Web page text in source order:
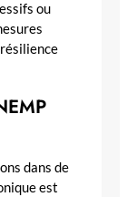
ou
dans de
est